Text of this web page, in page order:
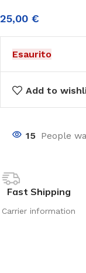
25,00 €
Esaurito
Add to
15 People
Fast Shipping
Carrier information